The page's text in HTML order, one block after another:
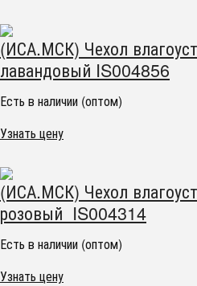
(ИСА.МСК) Чехол
лавандовый IS004856
Есть в наличии (оптом)
Узнать цену
(ИСА.МСК) Чехол
розовый IS004314
Есть в наличии (оптом)
Узнать цену